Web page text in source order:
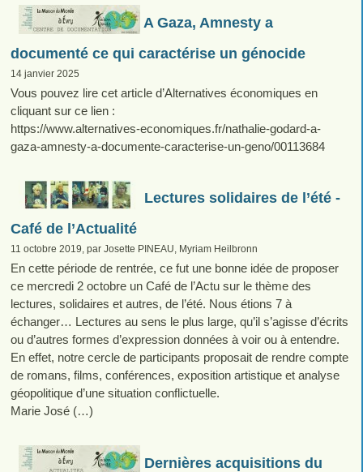
A Gaza, Amnesty a
documenté ce qui caractérise un génocide
14 janvier 2025
Vous pouvez lire cet article d’Alternatives économiques en
cliquant sur ce lien :
https://www.alternatives-economiques.fr/nathalie-godard-a-
gaza-amnesty-a-documente-caracterise-un-geno/00113684
Lectures solidaires de l’été -
Café de l’Actualité
11 octobre 2019, par Josette PINEAU, Myriam Heilbronn
En cette période de rentrée, ce fut une bonne idée de proposer
ce mercredi 2 octobre un Café de l’Actu sur le thème des
lectures, solidaires et autres, de l’été. Nous étions 7 à
échanger… Lectures au sens le plus large, qu’il s’agisse d’écrits
ou d’autres formes d’expression données à voir ou à entendre.
En effet, notre cercle de participants proposait de rendre compte
de romans, films, conférences, exposition artistique et analyse
géopolitique d’une situation conflictuelle.
Marie José (…)
Dernières acquisitions du